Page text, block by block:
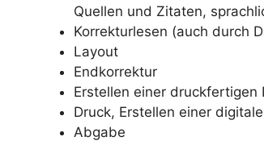
Quellen und Zitaten,
Korrekturlesen (auch durch
Layout
Endkorrektur
Erstellen einer druckfertigen
Druck, Erstellen einer
Abgabe